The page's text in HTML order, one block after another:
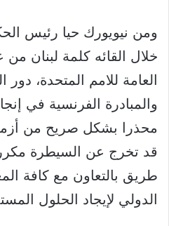
ومن نيويورك حيا رئيس
خلال القائه كلمة لبنان
العامة للامم المتحدة، دور
والمبادرة الفرنسية في
محذرا بشكل صريح من
قد تخرج عن السيطرة
طريق بالتعاون مع كافة
الدولي لإيجاد الحلول